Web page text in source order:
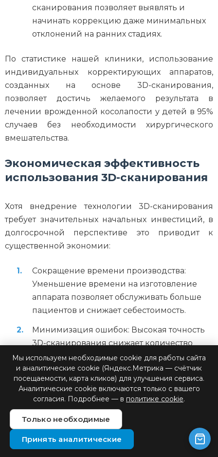
сканирования позволяет выявлять и
начинать коррекцию даже минимальных
отклонений на ранних стадиях.
По статистике нашей клиники, использование
индивидуальных корректирующих аппаратов,
созданных на основе 3D-сканирования,
позволяет достичь желаемого результата в
лечении врожденной косолапости у детей в 95%
случаев без необходимости хирургического
вмешательства.
Экономическая эффективность
использования 3D-сканирования
Хотя внедрение технологии 3D-сканирования
требует значительных начальных инвестиций, в
долгосрочной перспективе это приводит к
существенной экономии:
Сокращение времени производства:
Уменьшение времени на изготовление
аппарата позволяет обслуживать больше
пациентов и снижает себестоимость.
Минимизация ошибок: Высокая точность
3D-сканирования снижает количество
корректировок и переделок, экономя
материалы и время специалистов.
Оптимизация использования материалов:
Компьютерное моделирование позволяет
максимально эффективно использовать
материалы, минимизируя отходы.
Удаленное проектирование: Возможность
Мы используем необходимые cookie для работы сайта
и аналитические cookie (Яндекс.Метрика — счётчик
посещаемости, карта кликов) для улучшения сервиса.
Аналитические cookie включаются только с вашего
согласия. Подробнее — в политике cookie.
Только необходимые
Принять аналитические